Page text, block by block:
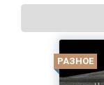
РАЗНОЕ